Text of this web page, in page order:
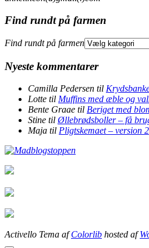
Find rundt på farmen
Find rundt på farmen
Nyeste kommentarer
Camilla Pedersen til
Lotte til Muffins med æble og
Bente Graae til Beriget med
Stine til Øllebrødsboller – få
Maja til Pligtskemaet – version 2
Activello Tema afColorlib hosted af